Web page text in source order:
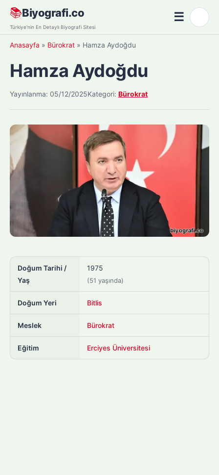
Skip
content
📚Biyografi.co
Türkiye'nin En Detaylı Biyografi Sitesi
☰Menü
Anasayfa » Bürokrat » Hamza Aydoğdu
Hamza Aydoğdu
Yayınlanma: 05/12/2025Kategori: Bürokrat
Doğum Tarihi /
Yaş
1975
(51 yaşında)
Doğum Yeri Bitlis
Meslek Bürokrat
Eğitim Erciyes Üniversitesi